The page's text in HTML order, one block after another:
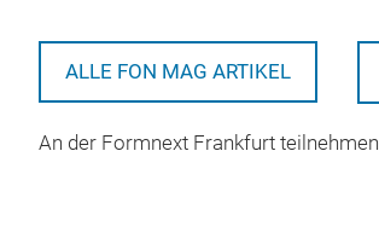
ALLE FON MAG ARTIKEL
An der Formnext Frankfurt teilnehmen